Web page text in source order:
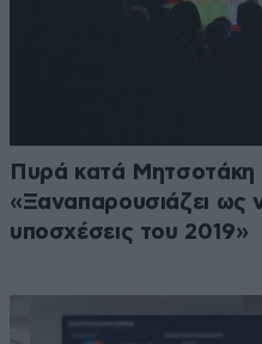
Πυρά κατά
«Ξαναπαρουσιάζει ως
υποσχέσεις του 2019»